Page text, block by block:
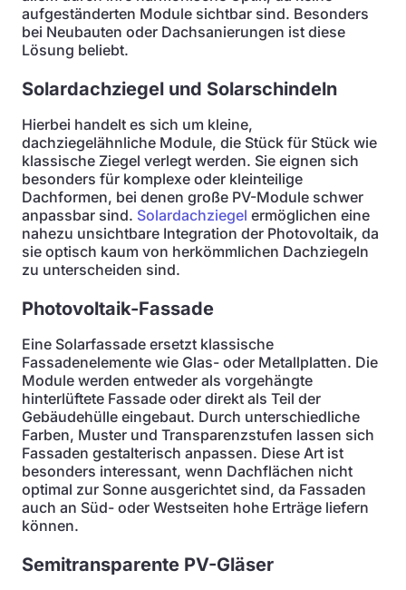
aufgeständerten Module sichtbar sind. Besonders
bei Neubauten oder Dachsanierungen ist diese
Lösung beliebt.
Solardachziegel und Solarschindeln
Hierbei handelt es sich um kleine,
dachziegelähnliche Module, die Stück für Stück wie
klassische Ziegel verlegt werden. Sie eignen sich
besonders für komplexe oder kleinteilige
Dachformen, bei denen große PV-Module schwer
anpassbar sind. Solardachziegel ermöglichen eine
nahezu unsichtbare Integration der Photovoltaik, da
sie optisch kaum von herkömmlichen Dachziegeln
zu unterscheiden sind.
Photovoltaik-Fassade
Eine Solarfassade ersetzt klassische
Fassadenelemente wie Glas- oder Metallplatten. Die
Module werden entweder als vorgehängte
hinterlüftete Fassade oder direkt als Teil der
Gebäudehülle eingebaut. Durch unterschiedliche
Farben, Muster und Transparenzstufen lassen sich
Fassaden gestalterisch anpassen. Diese Art ist
besonders interessant, wenn Dachflächen nicht
optimal zur Sonne ausgerichtet sind, da Fassaden
auch an Süd- oder Westseiten hohe Erträge liefern
können.
Semitransparente PV-Gläser